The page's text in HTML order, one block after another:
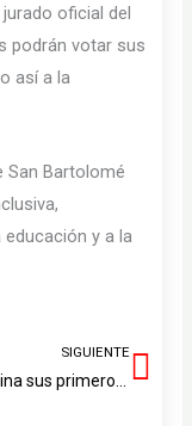
oficial del
podrán votar sus
así a la
San Bartolomé
educación y a la
SIGUIENTE